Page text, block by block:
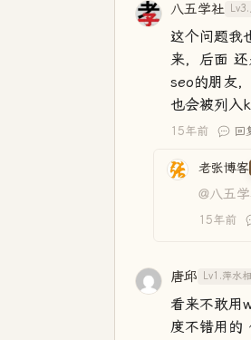
八五学社
这个问题我
来，后面
seo的朋友
也会被列入
15年前 回
老张博客
@八五
15年前
唐邱 Lv1.萍水
看来不敢用
度不错用的